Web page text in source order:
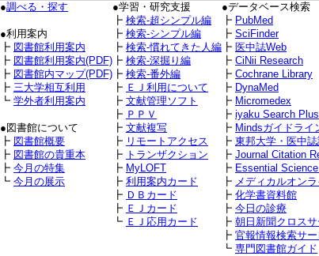
●調べる・探す ●学習・研究支援 ●データベース検索
┣ 検索-超シンプル編 ┣ PubMed
●利用案内
┣ 検索-シンプル編 ┣ SciFinder
┣ 図書館利用案内 ┣ 検索-慣れてきた人編 ┣ 医中誌Web
┣ 図書館利用案内(PDF) ┣ 検索-深掘り編 ┣ CiNii Research
┣ 図書館内マップ(PDF) ┣ 検索-番外編 ┣ Cochrane Library
┣ 三大学相互利用 ┣ ＥＪ利用について ┣ DynaMed
┗ 学外者利用案内 ┣ 文献管理ソフト ┣ Micromedex
┣ ＰＰＶ ┣ iyaku Search Plus
●図書館について
┣ 文献複写 ┣ Mindsガイドライ
┣ 図書館概要 ┣ リモートアクセス ┣ 東邦大学・医中
┣ 図書館の貴重本 ┣ トランザクション ┣ Journal Citation
┣ 今月の特集 ┣ MyLOFT ┣ Essential
┗ 今月の展示 ┣ 利用案内カード ┣ メディカルオン
┣ ＤＢカード ┣ 化学書資料館
┣ ＥＪカード ┣ 今日の診療
┗ ＥＪ応用カード ┣ 朝日新聞クロスサ
┣ 官報情報検索サー
┗ 専門図書館ガイド